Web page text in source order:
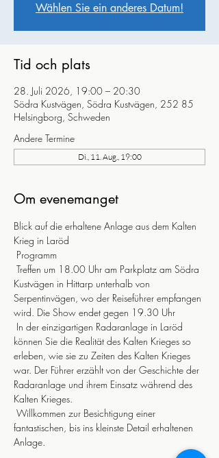
Wählen Sie ein anderes Datum!
Tid och plats
28. Juli 2026, 19:00 – 20:30
Södra Kustvägen, Södra Kustvägen, 252 85
Helsingborg, Schweden
Andere Termine
Di., 11. Aug., 19:00
Om evenemanget
Blick auf die erhaltene Anlage aus dem Kalten
Krieg in Laröd
Programm
Kustvägen in Hittarp unterhalb von
Serpentinvägen, wo der Reiseführer empfangen
wird. Die Show endet gegen 19.30 Uhr
können Sie die Realität des Kalten Krieges so
erleben, wie sie zu Zeiten des Kalten Krieges
war. Der Führer erzählt von der Geschichte der
Radaranlage und ihrem Einsatz während des
Kalten Krieges.
fantastischen, bis ins kleinste Detail erhaltenen
Anlage.